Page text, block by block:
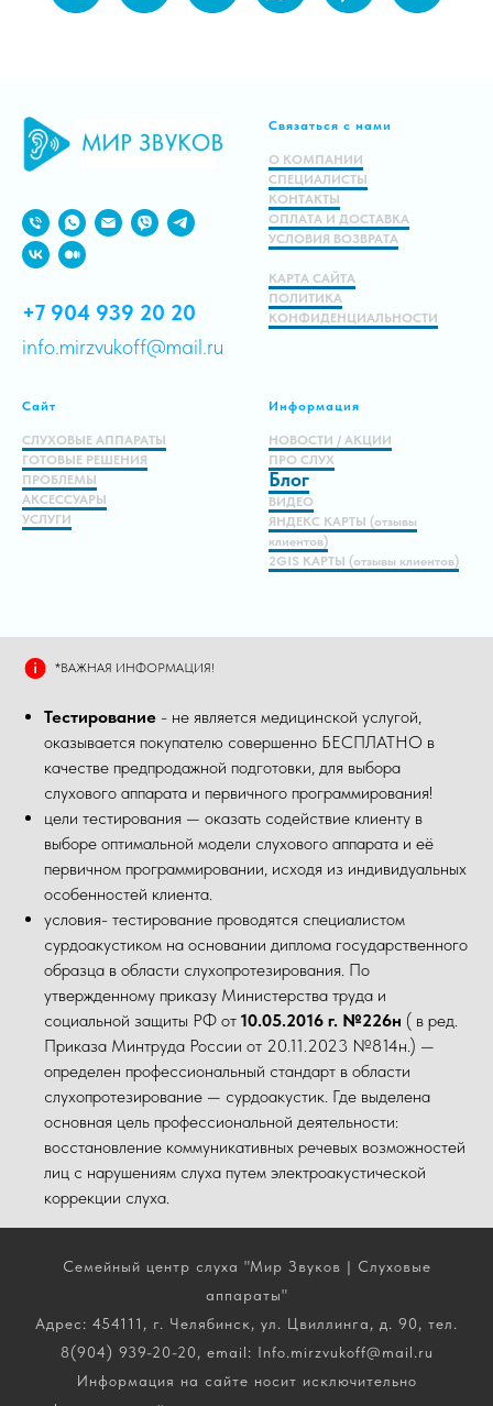
+7 904 939 20 20
info.mirzvukoff@mail.ru
Связаться с нами
О КОМПАНИИ
СПЕЦИАЛИСТЫ
КОНТАКТЫ
ОПЛАТА И ДОСТАВКА
УСЛОВИЯ ВОЗВРАТА
КАРТА САЙТА
ПОЛИТИКА
КОНФИДЕНЦИАЛЬНОСТИ
Сайт
СЛУХОВЫЕ АППАРАТЫ
ГОТОВЫЕ РЕШЕНИЯ
ПРОБЛЕМЫ
АКСЕССУАРЫ
УСЛУГИ
Информация
НОВОСТИ / АКЦИИ
ПРО СЛУХ
Блог
ВИДЕО
ЯНДЕКС КАРТЫ (отзывы
клиентов)
2GIS КАРТЫ (отзывы клиентов)
*ВАЖНАЯ ИНФОРМАЦИЯ!
Тестирование - не является медицинской услугой,
оказывается покупателю совершенно БЕСПЛАТНО в
качестве предпродажной подготовки, для выбора
слухового аппарата и первичного программирования!
цели тестирования — оказать содействие клиенту в
выборе оптимальной модели слухового аппарата и её
первичном программировании, исходя из индивидуальных
особенностей клиента.
условия- тестирование проводятся специалистом
сурдоакустиком на основании диплома государственного
образца в области слухопротезирования. По
утвержденному приказу Министерства труда и
социальной защиты РФ от 10.05.2016 г. №226н ( в ред.
Приказа Минтруда России от 20.11.2023 №814н.) —
определен профессиональный стандарт в области
слухопротезирование — сурдоакустик. Где выделена
основная цель профессиональной деятельности:
восстановление коммуникативных речевых возможностей
лиц с нарушениям слуха путем электроакустической
коррекции слуха.
Семейный центр слуха "Мир Звуков | Слуховые
аппараты"
Адрес: 454111, г. Челябинск, ул. Цвиллинга, д. 90, тел.
8(904) 939-20-20, email: Info.mirzvukoff@mail.ru
Информация на сайте носит исключительно